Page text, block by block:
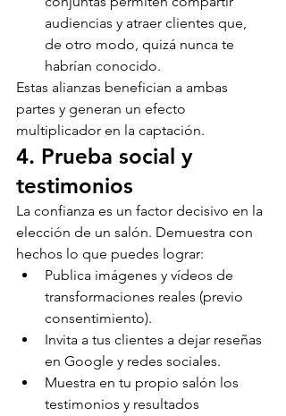
audiencias y atraer clientes que,
de otro modo, quizá nunca te
habrían conocido.
Estas alianzas benefician a ambas
partes y generan un efecto
multiplicador en la captación.
4. Prueba social y
testimonios
La confianza es un factor decisivo en la
elección de un salón. Demuestra con
hechos lo que puedes lograr:
Publica imágenes y vídeos de
transformaciones reales (previo
consentimiento).
Invita a tus clientes a dejar reseñas
en Google y redes sociales.
Muestra en tu propio salón los
testimonios y resultados